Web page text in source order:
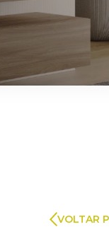
ARAUCO
VOLTAR